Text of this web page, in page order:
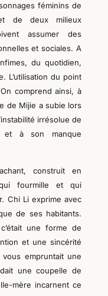
féminins de
de deux milieux
assumer des
et sociales. A
du quotidien,
L’utilisation du point
comprend ainsi, à
de Mijie a subie lors
irrésolue de
et à son manque
construit en
qui fourmille et qui
Chi Li exprime avec
de ses habitants.
une forme de
et une sincérité
empruntait une
une coupelle de
mère incarnent ce